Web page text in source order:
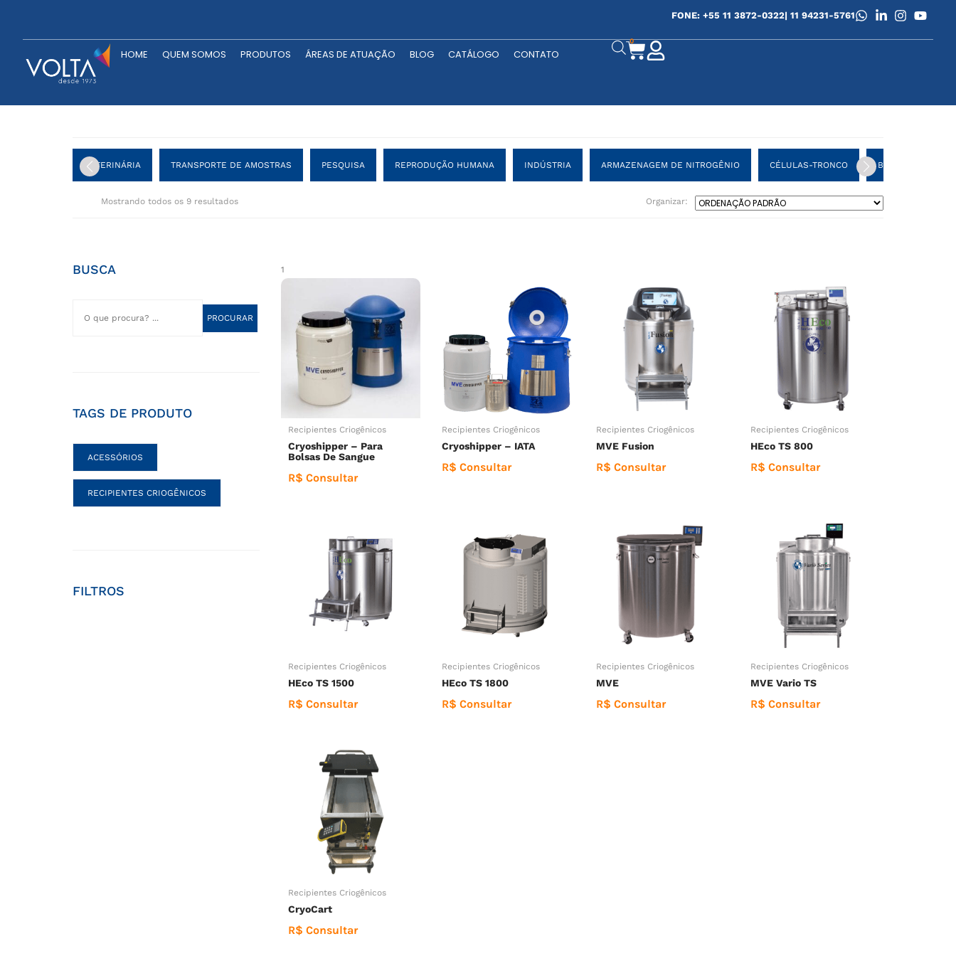
FONE: +55 11 3872-0322| 11 94231-5761
HOME QUEM SOMOS PRODUTOS ÁREAS DE ATUAÇÃO BLOG CATÁLOGO CONTATO
0
VETERINÁRIA TRANSPORTE DE AMOSTRAS PESQUISA REPRODUÇÃO HUMANA INDÚSTRIA ARMAZENAGEM DE NITROGÊNIO CÉLULAS-TRONCO BIOBANCOS
Mostrando todos os 9 resultados Organizar:
1
Recipientes Criogênicos
Cryoshipper – Para
Bolsas De Sangue
R$ Consultar
Recipientes Criogênicos
Cryoshipper – IATA
R$ Consultar
Recipientes Criogênicos
MVE Fusion
R$ Consultar
Recipientes Criogênicos
HEco TS 800
R$ Consultar
Recipientes Criogênicos
HEco TS 1500
R$ Consultar
Recipientes Criogênicos
HEco TS 1800
R$ Consultar
Recipientes Criogênicos
MVE
R$ Consultar
Recipientes Criogênicos
MVE Vario TS
R$ Consultar
Recipientes Criogênicos
CryoCart
R$ Consultar
BUSCA
PROCURAR
TAGS DE PRODUTO
ACESSÓRIOS
RECIPIENTES CRIOGÊNICOS
FILTROS